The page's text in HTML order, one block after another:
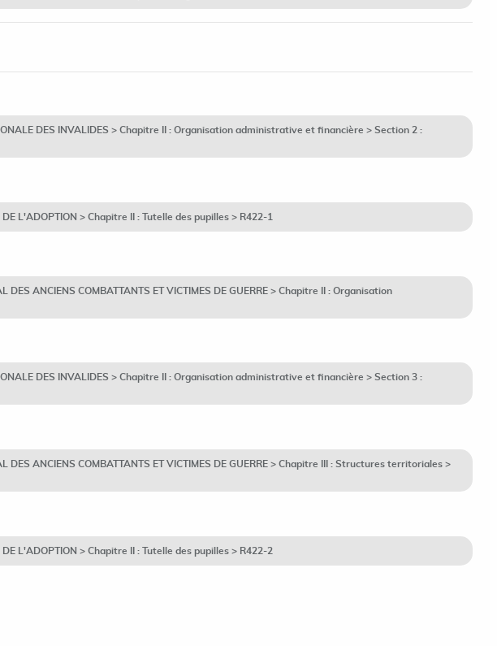
DES INVALIDES > Chapitre II : Organisation administrative et financière > Section 2 :
L'ADOPTION > Chapitre II : Tutelle des pupilles > R422-1
ANCIENS COMBATTANTS ET VICTIMES DE GUERRE > Chapitre II : Organisation
DES INVALIDES > Chapitre II : Organisation administrative et financière > Section 3 :
DES ANCIENS COMBATTANTS ET VICTIMES DE GUERRE > Chapitre III : Structures territoriales >
L'ADOPTION > Chapitre II : Tutelle des pupilles > R422-2